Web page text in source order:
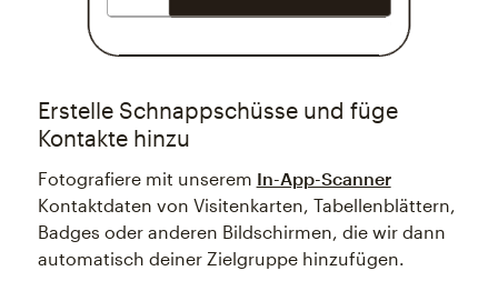
Erstelle Schnappschüsse und füge
Kontakte hinzu
Fotografiere mit unserem In-App-Scanner
Kontaktdaten von Visitenkarten, Tabellenblättern,
Badges oder anderen Bildschirmen, die wir dann
automatisch deiner Zielgruppe hinzufügen.